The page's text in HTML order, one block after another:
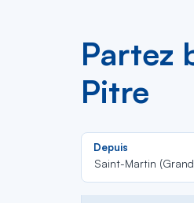
Partez
Pitre
Depuis
Saint-Martin